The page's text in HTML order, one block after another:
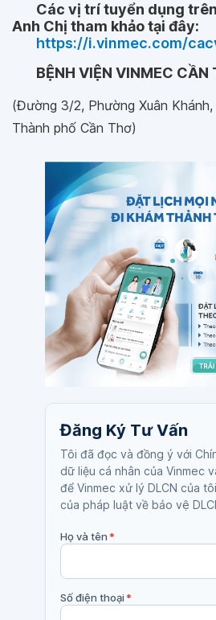
Các vị trí tuyển dụng
Anh Chị tham khảo tại đây:
https://i.vinmec.com/
BỆNH VIỆN VINMEC CẦN
(Đường 3/2, Phường Xuân Khánh,
Thành phố Cần Thơ)
Đăng Ký Tư Vấn
Tôi đã đọc và đồng ý với
dữ liệu cá nhân của Vinmec
để Vinmec xử lý DLCN của
của pháp luật về bảo vệ
Họ và tên*
Số điện thoại*